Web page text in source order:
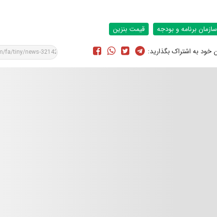
سازمان برنامه و بودجه قیمت بنزین
خود به اشتراک بگذارید: